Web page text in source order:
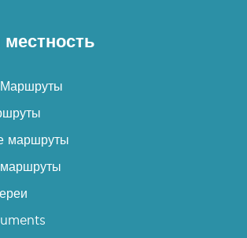
Маршруты
маршруты